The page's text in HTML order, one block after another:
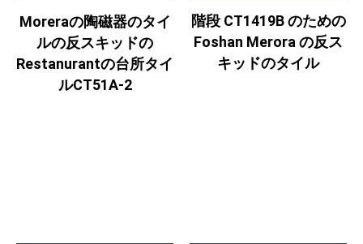
Moreraの陶磁器のタイ
ルの反スキッドの
Restanurantの台所タイ
ルCT51A-2
階段 CT1419B のための
Foshan Merora の反ス
キッドのタイル